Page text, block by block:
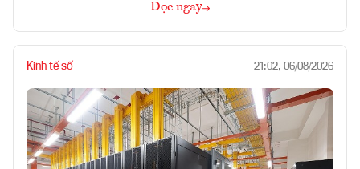
Đọc ngay
Kinh tế số 21:02, 06/08/2026